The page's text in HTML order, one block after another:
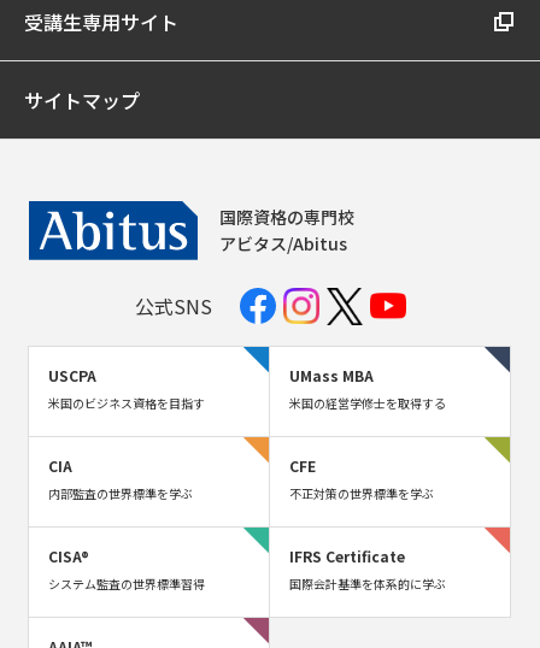
受講生専用サイト
サイトマップ
国際資格の専門校
アビタス/Abitus
公式SNS
USCPA
米国のビジネス資格を目指す
UMass MBA
米国の経営学修士を取得する
CIA
内部監査の世界標準を学ぶ
CFE
不正対策の世界標準を学ぶ
CISA®
システム監査の世界標準習得
IFRS Certificate
国際会計基準を体系的に学ぶ